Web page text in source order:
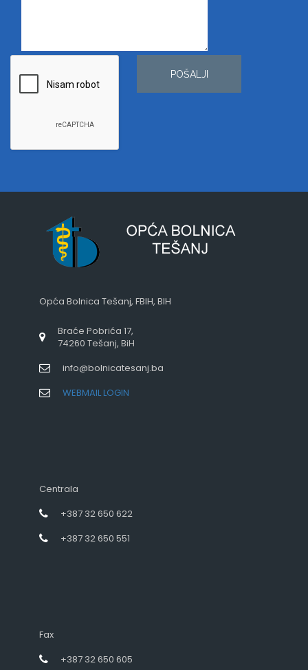
POŠALJI
Opća Bolnica Tešanj, FBIH, BIH
Braće Pobrića 17,
74260 Tešanj, BiH
info@bolnicatesanj.ba
WEBMAIL LOGIN
Centrala
+387 32 650 622
+387 32 650 551
Fax
+387 32 650 605